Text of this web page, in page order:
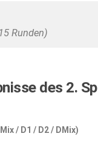
Runden)
des 2.
/ D1 / D2 / DMix)